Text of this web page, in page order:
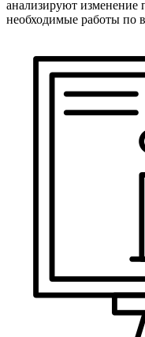
анализируют изменение
необходимые работы по